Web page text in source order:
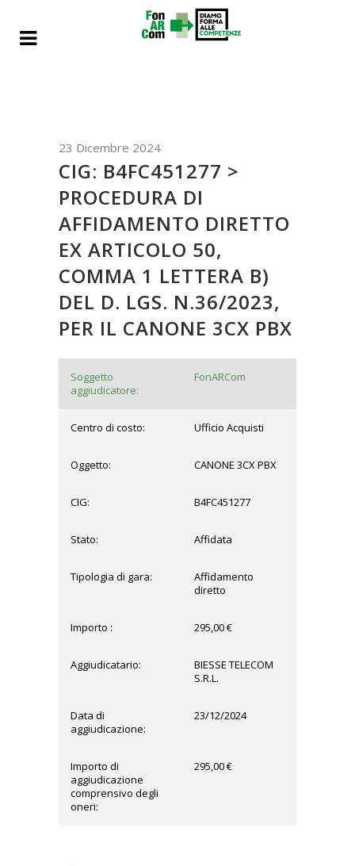
23 Dicembre 2024
CIG: B4FC451277 >
PROCEDURA DI
AFFIDAMENTO DIRETTO
EX ARTICOLO 50,
COMMA 1 LETTERA B)
DEL D. LGS. N.36/2023,
PER IL CANONE 3CX PBX
Soggetto
aggiudicatore:
FonARCom
Centro di costo: Ufficio Acquisti
Oggetto: CANONE 3CX PBX
CIG: B4FC451277
Stato: Affidata
Tipologia di gara:
Affidamento
diretto
Importo : 295,00 €
Aggiudicatario:
BIESSE TELECOM
S.R.L.
Data di
aggiudicazione:
23/12/2024
Importo di
aggiudicazione
comprensivo degli
oneri:
295,00 €